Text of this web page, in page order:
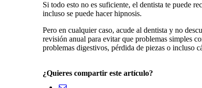
Si todo esto no es suficiente, el dentista te puede
incluso se puede hacer hipnosis.
Pero en cualquier caso, acude al dentista y no
revisión anual para evitar que problemas simples
problemas digestivos, pérdida de piezas o incluso
¿Quieres compartir este artículo?